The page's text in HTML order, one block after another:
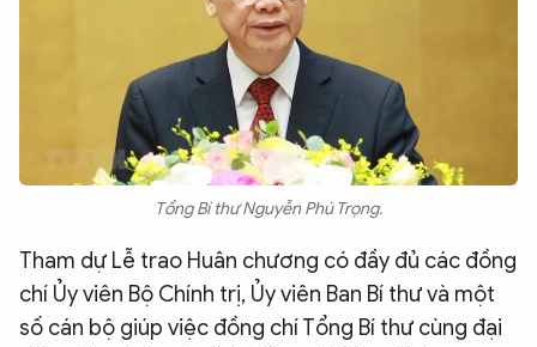
Tổng Bí thư Nguyễn Phú Trọng.
Tham dự Lễ trao Huân chương có đầy đủ các đồng
chí Ủy viên Bộ Chính trị, Ủy viên Ban Bí thư và một
số cán bộ giúp việc đồng chí Tổng Bí thư cùng đại